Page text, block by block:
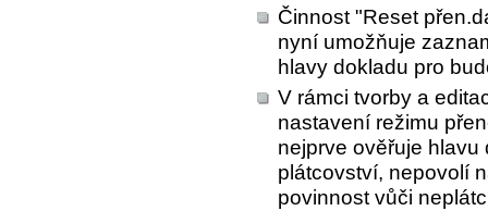
Činnost "Reset
nyní umožňuje
hlavy dokladu pro
V rámci tvorby a
nastavení režimu
nejprve ověřuje hlavu
plátcovství, nepovolí
povinnost vůči